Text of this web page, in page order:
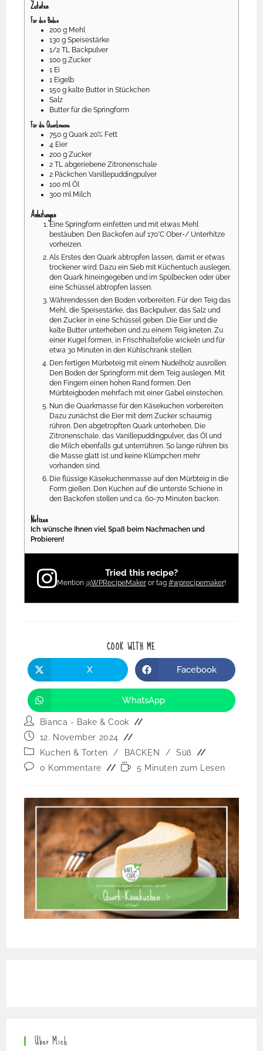
Zutaten
Für den Boden
200 g Mehl
130 g Speisestärke
1/2 TL Backpulver
100 g Zucker
1 Ei
1 Eigelb
150 g kalte Butter in Stückchen
Salz
Butter für die Springform
Für die Quarkmasse
750 g Quark 20% Fett
4 Eier
200 g Zucker
2 TL abgeriebene Zitronenschale
2 Päckchen Vanillepuddingpulver
100 ml Öl
300 ml Milch
Anleitungen
Eine Springform einfetten und mit etwas Mehl
bestäuben. Den Backofen auf 170°C Ober-/ Unterhitze
vorheizen.
Als Erstes den Quark abtropfen lassen, damit er etwas
trockener wird: Dazu ein Sieb mit Küchentuch auslegen,
den Quark hineingegeben und im Spülbecken oder über
eine Schüssel abtropfen lassen.
Währendessen den Boden vorbereiten. Für den Teig das
Mehl, die Speisestärke, das Backpulver, das Salz und
den Zucker in eine Schüssel geben. Die Eier und die
kalte Butter unterheben und zu einem Teig kneten. Zu
einer Kugel formen, in Frischhaltefolie wickeln und für
etwa 30 Minuten in den Kühlschrank stellen.
Den fertigen Mürbeteig mit einem Nudelholz ausrollen.
Den Boden der Springform mit dem Teig auslegen. Mit
den Fingern einen hohen Rand formen. Den
Mürbteigboden mehrfach mit einer Gabel einstechen.
Nun die Quarkmasse für den Käsekuchen vorbereiten.
Dazu zunächst die Eier mit dem Zucker schaumig
rühren. Den abgetropften Quark unterheben. Die
Zitronenschale, das Vanillepuddingpulver, das Öl und
die Milch ebenfalls gut unterrühren. So lange rühren bis
die Masse glatt ist und keine Klümpchen mehr
vorhanden sind.
Die flüssige Käsekuchenmasse auf den Mürbteig in die
Form gießen. Den Kuchen auf die unterste Schiene in
den Backofen stellen und ca. 60-70 Minuten backen.
Notizen
Ich wünsche Ihnen viel Spaß beim Nachmachen und
Probieren!
Tried this recipe?
Mention @WPRecipeMakeror tag #wprecipemaker!
COOK WITH ME
X Facebook
WhatsApp
Bianca - Bake & Cook
12. November 2024
Kuchen & Torten
/ BACKEN /
Süß
0 Kommentare
5 Minuten zum Lesen
Über Mich